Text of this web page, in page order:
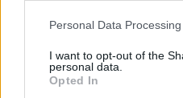
Please note that this website/
not limited to your visit or
grant or deny consent to
use your data for below
Personal Data
I want to opt-out of the
personal data.
Opted In